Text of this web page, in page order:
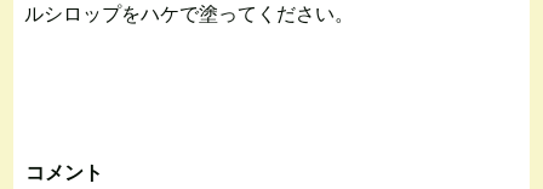
ルシロップをハケで塗ってください。
コメント